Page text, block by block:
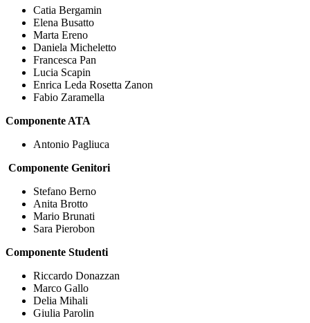
Catia Bergamin
Elena Busatto
Marta Ereno
Daniela Micheletto
Francesca Pan
Lucia Scapin
Enrica Leda Rosetta Zanon
Fabio Zaramella
Componente ATA
Antonio Pagliuca
Componente Genitori
Stefano Berno
Anita Brotto
Mario Brunati
Sara Pierobon
Componente Studenti
Riccardo Donazzan
Marco Gallo
Delia Mihali
Giulia Parolin